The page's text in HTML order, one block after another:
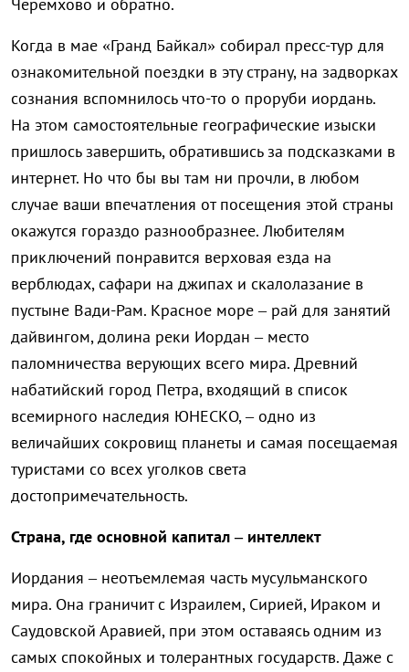
Черемхово и обратно.
Когда в мае «Гранд Байкал» собирал пресс-тур для
ознакомительной поездки в эту страну, на задворках
сознания вспомнилось что-то о проруби иордань.
На этом самостоятельные географические изыски
пришлось завершить, обратившись за подсказками в
интернет. Но что бы вы там ни прочли, в любом
случае ваши впечатления от посещения этой страны
окажутся гораздо разнообразнее. Любителям
приключений понравится верховая езда на
верблюдах, сафари на джипах и скалолазание в
пустыне Вади-Рам. Красное море – рай для занятий
дайвингом, долина реки Иордан – место
паломничества верующих всего мира. Древний
набатийский город Петра, входящий в список
всемирного наследия ЮНЕСКО, – одно из
величайших сокровищ планеты и самая посещаемая
туристами со всех уголков света
достопримечательность.
Страна, где основной капитал – интеллект
Иордания – неотъемлемая часть мусульманского
мира. Она граничит с Израилем, Сирией, Ираком и
Саудовской Аравией, при этом оставаясь одним из
самых спокойных и толерантных государств. Даже с